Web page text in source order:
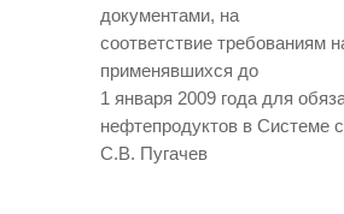
документами, на
соответствие требованиям
применявшихся до
1 января 2009 года для
нефтепродуктов в Системе
С.В. Пугачев